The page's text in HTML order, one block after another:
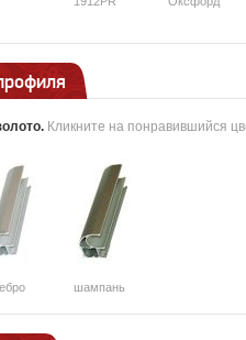
. Кликните на понравившийся
шампань